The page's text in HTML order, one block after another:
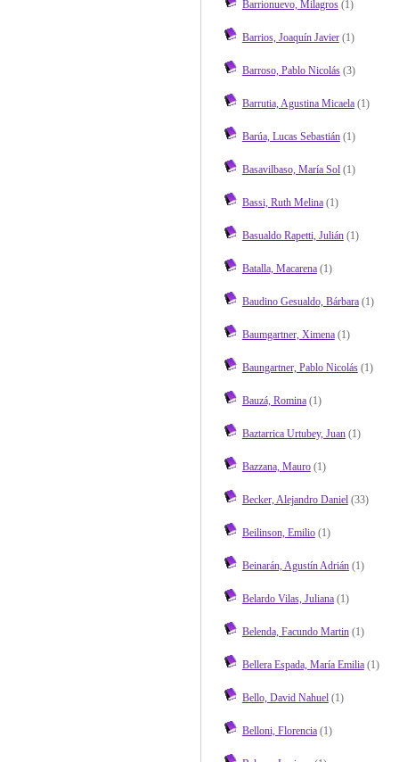
Barrionuevo, Milagros(1)
Barrios, Joaquín Javier(1)
Barroso, Pablo Nicolás(3)
Barrutia, Agustina Micaela(1)
Barúa, Lucas Sebastián(1)
Basavilbaso, María Sol(1)
Bassi, Ruth Melina(1)
Basualdo Rapetti, Julián(1)
Batalla, Macarena(1)
Baudino Gesualdo, Bárbara(1)
Baumgartner, Ximena(1)
Baungartner, Pablo Nicolás(1)
Bauzá, Romina(1)
Baztarrica Urtubey, Juan(1)
Bazzana, Mauro(1)
Becker, Alejandro Daniel(33)
Beilinson, Emilio(1)
Beinarán, Agustín Adrián(1)
Belardo Vilas, Juliana(1)
Belenda, Facundo Martin(1)
Bellera Espada, María Emilia(1)
Bello, David Nahuel(1)
Belloni, Florencia(1)